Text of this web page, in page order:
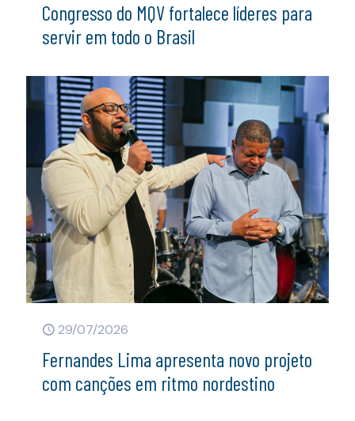
Congresso do MQV fortalece líderes para
servir em todo o Brasil
29/07/2026
Fernandes Lima apresenta novo projeto
com canções em ritmo nordestino